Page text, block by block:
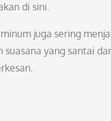
di sini.
juga sering
yang santai